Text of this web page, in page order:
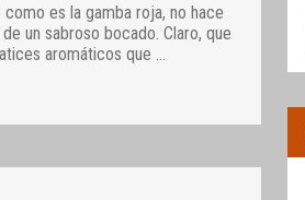
es la gamba roja, no hace
un sabroso bocado. Claro, que
aromáticos que …